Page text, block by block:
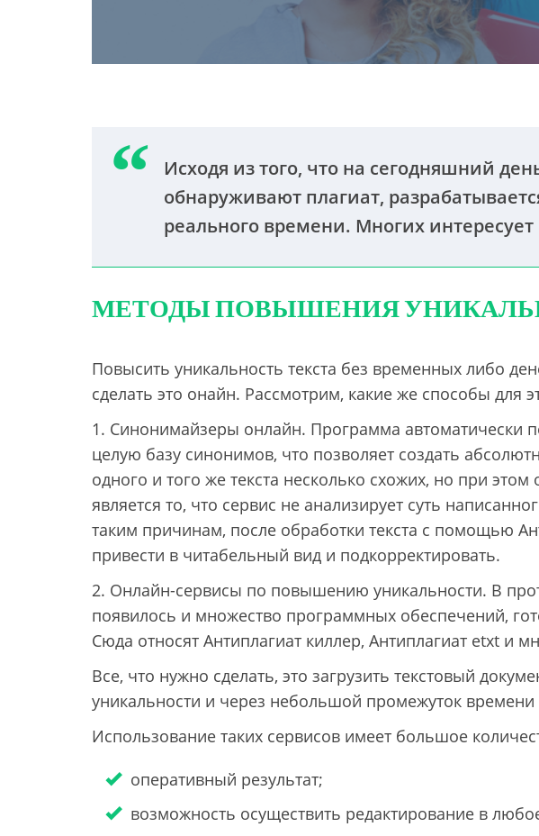
Исходя из того, что на сегодняшний
обнаруживают плагиат,
реального времени. Многих интересует
МЕТОДЫ ПОВЫШЕНИЯ
Повысить уникальность текста без временных либо
сделать это онайн. Рассмотрим, какие же способы для
1. Синонимайзеры онлайн. Программа автоматически
целую базу синонимов, что позволяет создать
одного и того же текста несколько схожих, но при
является то, что сервис не анализирует суть
таким причинам, после обработки текста с помощью
привести в читабельный вид и подкорректировать.
2. Онлайн-сервисы по повышению уникальности. В
появилось и множество программных обеспечений,
Сюда относят Антиплагиат киллер, Антиплагиат etxt и
Все, что нужно сделать, это загрузить текстовый
уникальности и через небольшой промежуток времени
Использование таких сервисов имеет большое
оперативный результат;
возможность осуществить редактирование в